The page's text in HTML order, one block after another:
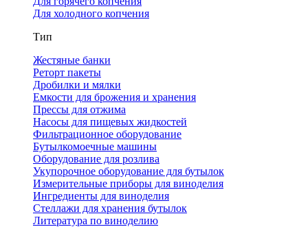
Для холодного копчения
Тип
Жестяные банки
Реторт пакеты
Дробилки и мялки
Емкости для брожения и хранения
Прессы для отжима
Насосы для пищевых жидкостей
Фильтрационное оборудование
Бутылкомоечные машины
Оборудование для розлива
Укупорочное оборудование для бутылок
Измерительные приборы для виноделия
Ингредиенты для виноделия
Стеллажи для хранения бутылок
Литература по виноделию